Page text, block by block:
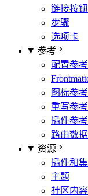
链接按钮
步骤
选项卡
参考
配置参考
图标参考
重写参考
插件参考
路由数
资源
插件和
主题
社区内容